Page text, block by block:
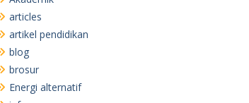
articles
artikel pendidikan
blog
brosur
Energi alternatif
info